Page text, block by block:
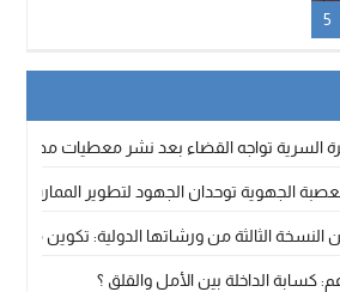
5
السرية تواجه القضاء بعد نشر معطيات مضللة
الجهوية توحدان الجهود لتطوير الممارسة
النسخة الثالثة من ورشاتها الدولية: تكوين
كسابة الداخلة بين الأمل والقلق ؟